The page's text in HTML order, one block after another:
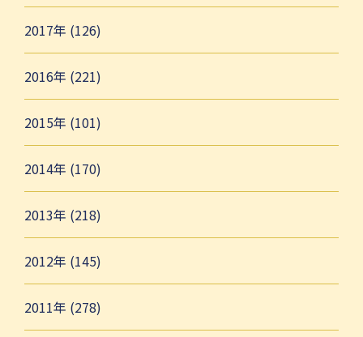
2017年 (126)
2016年 (221)
2015年 (101)
2014年 (170)
2013年 (218)
2012年 (145)
2011年 (278)